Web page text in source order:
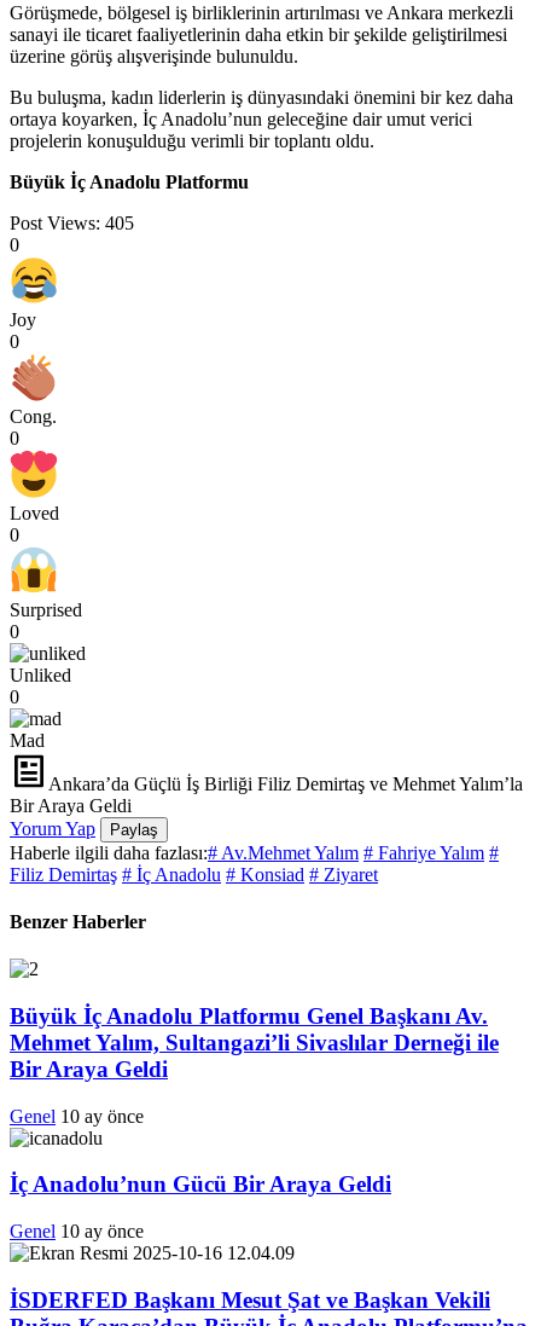
Görüşmede, bölgesel iş birliklerinin artırılması ve Ankara merkezli
sanayi ile ticaret faaliyetlerinin daha etkin bir şekilde geliştirilmesi
üzerine görüş alışverişinde bulunuldu.
Bu buluşma, kadın liderlerin iş dünyasındaki önemini bir kez daha
ortaya koyarken, İç Anadolu’nun geleceğine dair umut verici
projelerin konuşulduğu verimli bir toplantı oldu.
Büyük İç Anadolu Platformu
Post Views: 405
0
Joy
0
Cong.
0
Loved
0
Surprised
0
Unliked
0
Mad
Ankara’da Güçlü İş Birliği Filiz Demirtaş ve Mehmet Yalım’la
Bir Araya Geldi
Yorum Yap
Paylaş
Haberle ilgili daha fazlası:# Av.Mehmet Yalım # Fahriye Yalım #
Filiz Demirtaş # İç Anadolu # Konsiad # Ziyaret
Benzer Haberler
Büyük İç Anadolu Platformu Genel Başkanı Av.
Mehmet Yalım, Sultangazi’li Sivaslılar Derneği ile
Bir Araya Geldi
Genel 10 ay önce
İç Anadolu’nun Gücü Bir Araya Geldi
Genel 10 ay önce
İSDERFED Başkanı Mesut Şat ve Başkan Vekili